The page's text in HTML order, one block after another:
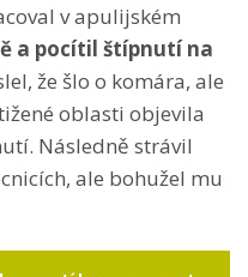
v apulijském
a pocítil štípnutí na
že šlo o komára, ale
oblasti objevila
Následně strávil
ale bohužel mu